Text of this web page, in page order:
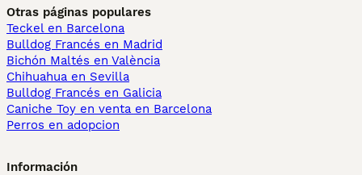
Otras páginas populares
Teckel en Barcelona
Bulldog Francés en Madrid
Bichón Maltés en València
Chihuahua en Sevilla
Bulldog Francés en Galicia
Caniche Toy en venta en Barcelona
Perros en adopcion
Información